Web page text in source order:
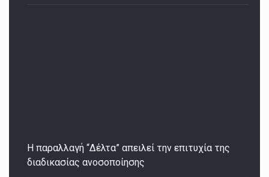
Η παραλλαγή “Δέλτα” απειλεί την επιτυχία της
διαδικασίας ανοσοποίησης